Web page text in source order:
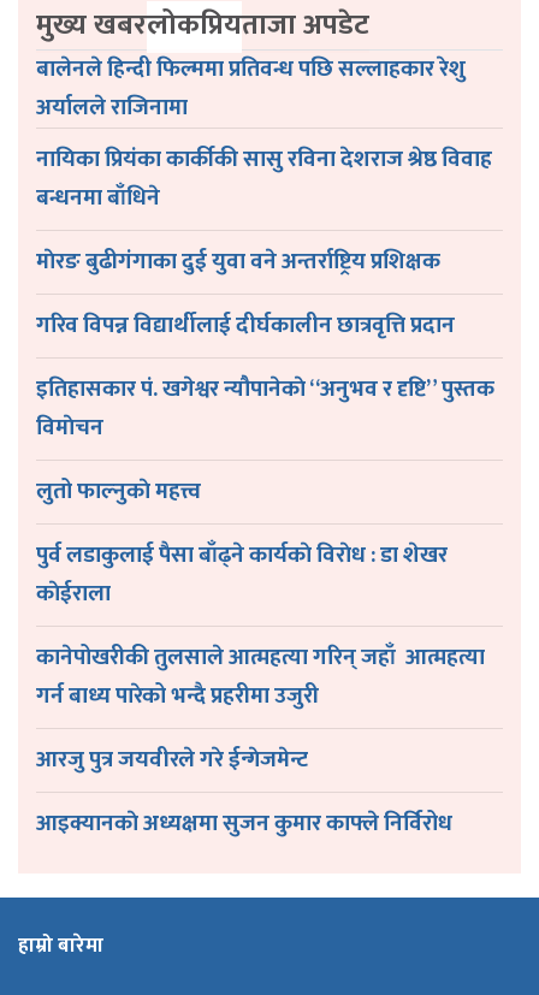
मुख्य खबरलोकप्रियताजा अपडेट
बालेनले हिन्दी फिल्ममा प्रतिवन्ध पछि सल्लाहकार रेशु
अर्यालले राजिनामा
नायिका प्रियंका कार्कीकी सासु रविना देशराज श्रेष्ठ विवाह
बन्धनमा बाँधिने
माेरङ बुढीगंगाका दुई युवा वने अन्तर्राष्ट्रिय प्रशिक्षक
गरिव विपन्न विद्यार्थीलाई दीर्घकालीन छात्रवृत्ति प्रदान
इतिहासकार पं. खगेश्वर न्यौपानेकाे “अनुभव र दृष्टि” पुस्तक
विमाेचन
लुतो फाल्नुकाे महत्त्व
पुर्व लडाकुलाई पैसा बाँढ्ने कार्यकाे विराेध : डा शेखर
काेईराला
कानेपोखरीकी तुलसाले आत्महत्या गरिन् जहाँ आत्महत्या
गर्न बाध्य पारेको भन्दै प्रहरीमा उजुरी
आरजु पुत्र जयवीरले गरे ईन्गेजमेन्ट
आइक्यानकाे अध्यक्षमा सुजन कुमार काफ्ले निर्विरोध
हाम्रो बारेमा